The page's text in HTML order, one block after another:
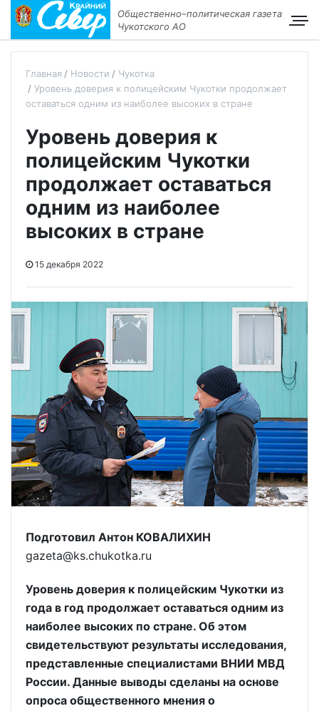
Общественно–политическая газета
Чукотского АО
Главная Новости
Чукотка
Уровень доверия к полицейским Чукотки продолжает
оставаться одним из наиболее высоких в стране
Уровень доверия к
полицейским Чукотки
продолжает оставаться
одним из наиболее
высоких в стране
15 декабря 2022
Подготовил Антон КОВАЛИХИН
gazeta@ks.chukotka.ru
Уровень доверия к полицейским Чукотки из
года в год продолжает оставаться одним из
наиболее высоких по стране. Об этом
свидетельствуют результаты исследования,
представленные специалистами ВНИИ МВД
России. Данные выводы сделаны на основе
опроса общественного мнения о